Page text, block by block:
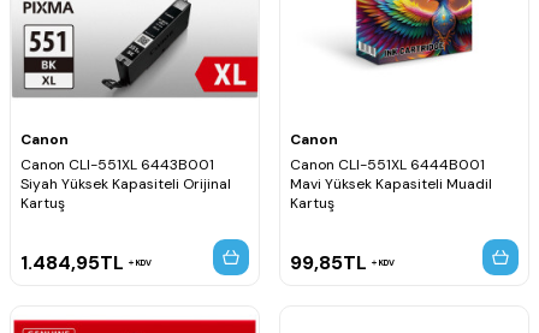
Canon
Canon CLI-551XL 6443B001
Siyah Yüksek Kapasiteli Orijinal
Kartuş
1.484,95TL KDV
Canon
Canon CLI-551XL 6444B001
Mavi Yüksek Kapasiteli Muadil
Kartuş
99,85TL KDV